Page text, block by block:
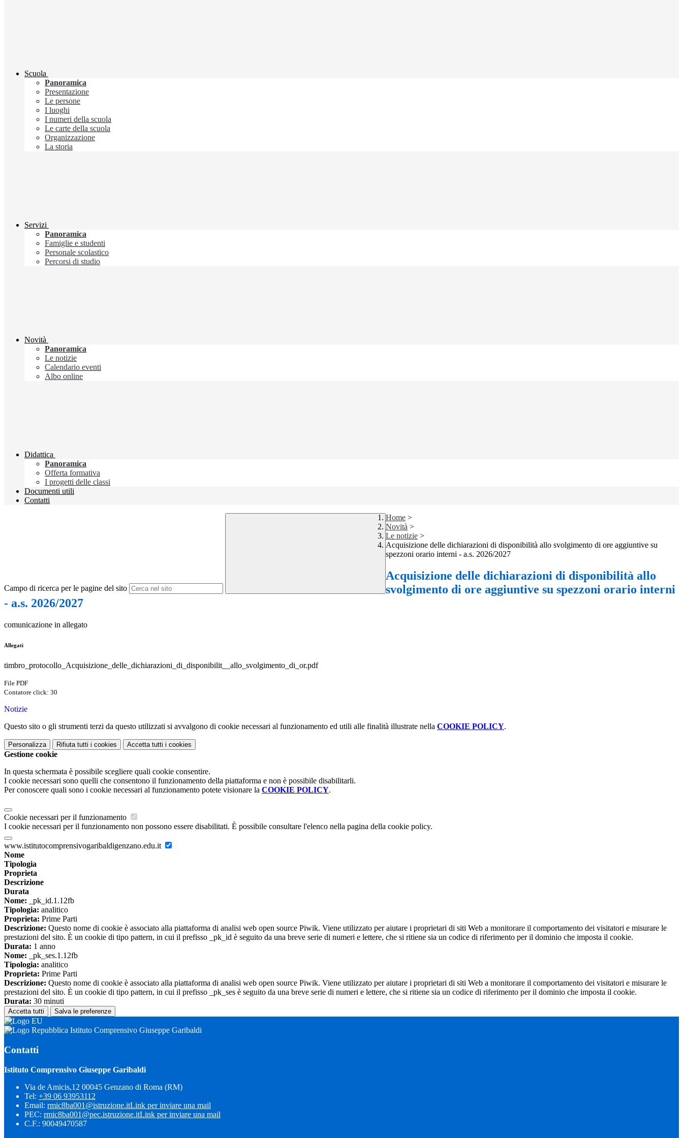
Scuola
Panoramica
Presentazione
Le persone
I luoghi
I numeri della scuola
Le carte della scuola
Organizzazione
La storia
Servizi
Panoramica
Famiglie e studenti
Personale scolastico
Percorsi di studio
Novità
Panoramica
Le notizie
Calendario eventi
Albo online
Didattica
Panoramica
Offerta formativa
I progetti delle classi
Documenti utili
Contatti
Campo di ricerca per le pagine del sito
Home >
Novità >
Le notizie >
Acquisizione delle dichiarazioni di disponibilità allo svolgimento di ore aggiuntive su
spezzoni orario interni - a.s. 2026/2027
Acquisizione delle dichiarazioni di disponibilità allo
svolgimento di ore aggiuntive su spezzoni orario interni
- a.s. 2026/2027
comunicazione in allegato
Allegati
timbro_protocollo_Acquisizione_delle_dichiarazioni_di_disponibilit__allo_svolgimento_di_or.pdf
File PDF
Contatore click: 30
Notizie
Questo sito o gli strumenti terzi da questo utilizzati si avvalgono di cookie necessari al funzionamento ed utili alle finalità illustrate nella COOKIE POLICY.
Personalizza Rifiuta tutti i cookies Accetta tutti i cookies
Gestione cookie
In questa schermata è possibile scegliere quali cookie consentire.
I cookie necessari sono quelli che consentono il funzionamento della piattaforma e non è possibile disabilitarli.
Per conoscere quali sono i cookie necessari al funzionamento potete visionare la COOKIE POLICY.
Cookie necessari per il funzionamento
I cookie necessari per il funzionamento non possono essere disabilitati. È possibile consultare l'elenco nella pagina della cookie policy.
www.istitutocomprensivogaribaldigenzano.edu.it
Nome
Tipologia
Proprieta
Descrizione
Durata
Nome: _pk_id.1.12fb
Tipologia: analitico
Proprieta: Prime Parti
Descrizione: Questo nome di cookie è associato alla piattaforma di analisi web open source Piwik. Viene utilizzato per aiutare i proprietari di siti Web a monitorare il comportamento dei visitatori e misurare le
prestazioni del sito. È un cookie di tipo pattern, in cui il prefisso _pk_id è seguito da una breve serie di numeri e lettere, che si ritiene sia un codice di riferimento per il dominio che imposta il cookie.
Durata: 1 anno
Nome: _pk_ses.1.12fb
Tipologia: analitico
Proprieta: Prime Parti
Descrizione: Questo nome di cookie è associato alla piattaforma di analisi web open source Piwik. Viene utilizzato per aiutare i proprietari di siti Web a monitorare il comportamento dei visitatori e misurare le
prestazioni del sito. È un cookie di tipo pattern, in cui il prefisso _pk_ses è seguito da una breve serie di numeri e lettere, che si ritiene sia un codice di riferimento per il dominio che imposta il cookie.
Durata: 30 minuti
Accetta tutti Salva le preferenze
Istituto Comprensivo Giuseppe Garibaldi
Contatti
Istituto Comprensivo Giuseppe Garibaldi
Via de Amicis,12 00045 Genzano di Roma (RM)
Tel: +39 06 93953112
Email: rmic8ba001@istruzione.itLink per inviare una mail
PEC: rmic8ba001@pec.istruzione.itLink per inviare una mail
C.F.: 90049470587